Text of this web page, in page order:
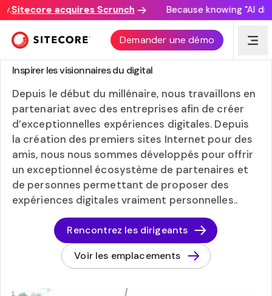
Sitecore acquires Scrunch Because knowing "AI
Demander une démo
À PROPOS DE SITECORE
Inspirer les visionnaires du digital
Depuis le début du millénaire, nous travaillons en
partenariat avec des entreprises afin de créer
d’exceptionnelles expériences digitales. Depuis
la création des premiers sites Internet pour des
amis, nous nous sommes développés pour offrir
un exceptionnel écosystème de partenaires et
de personnes permettant de proposer des
expériences digitales vraiment personnelles..
Rencontrez les dirigeants
Voir les emplacements